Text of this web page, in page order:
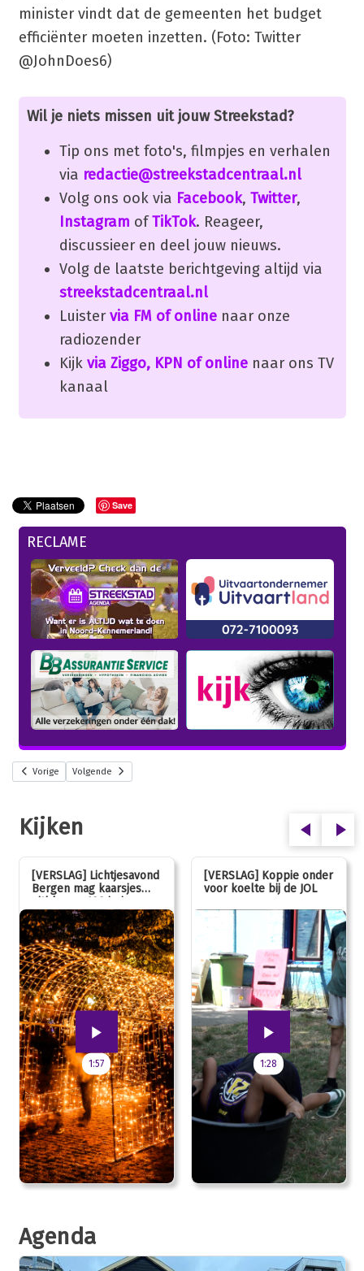
minister vindt dat de gemeenten het budget
efficiënter moeten inzetten. (Foto: Twitter
@JohnDoes6)
Wil je niets missen uit jouw Streekstad?
Tip ons met foto's, filmpjes en verhalen
via redactie@streekstadcentraal.nl
Volg ons ook via Facebook, Twitter,
Instagram ofTikTok. Reageer,
discussieer en deel jouw nieuws.
Volg de laatste berichtgeving altijd via
streekstadcentraal.nl
Luister via FM of onlinenaar onze
radiozender
Kijk via Ziggo, KPN of onlinenaar ons TV
kanaal
Save
RECLAME
Vorige Volgende
Kijken
[VERSLAG] Lichtjesavond
Bergen mag kaarsjes
uitblazen: 100 jarig
jubileum!
1:57
[VERSLAG] Koppie onder
voor koelte bij de JOL
1:28
Agenda